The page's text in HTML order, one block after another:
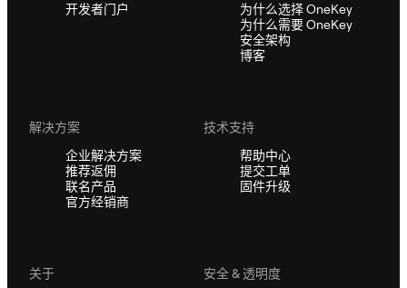
开发者门户
为什么选择 OneKey
为什么需要 OneKey
安全架构
博客
解决方案
企业解决方案
推荐返佣
联名产品
官方经销商
技术支持
帮助中心
提交工单
固件升级
关于
安全 & 透明度